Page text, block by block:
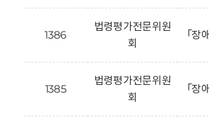
1386
법령평가전문위원
회
「
1385
법령평가전문위원
회
「